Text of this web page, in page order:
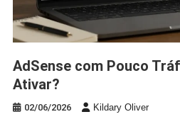
AdSense com Pouco Tráfego: Vale a Pena
Ativar?
02/06/2026 Kildary Oliver